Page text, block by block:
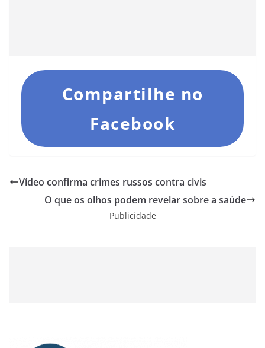
Compartilhe no
Facebook
Vídeo confirma crimes russos contra civis
O que os olhos podem revelar sobre a saúde
Publicidade